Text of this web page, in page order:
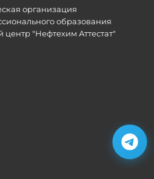
организация
образования
"Нефтехим Аттестат"